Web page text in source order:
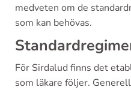
medveten om de
som kan behövas.
För Sirdalud finns det
som läkare följer.